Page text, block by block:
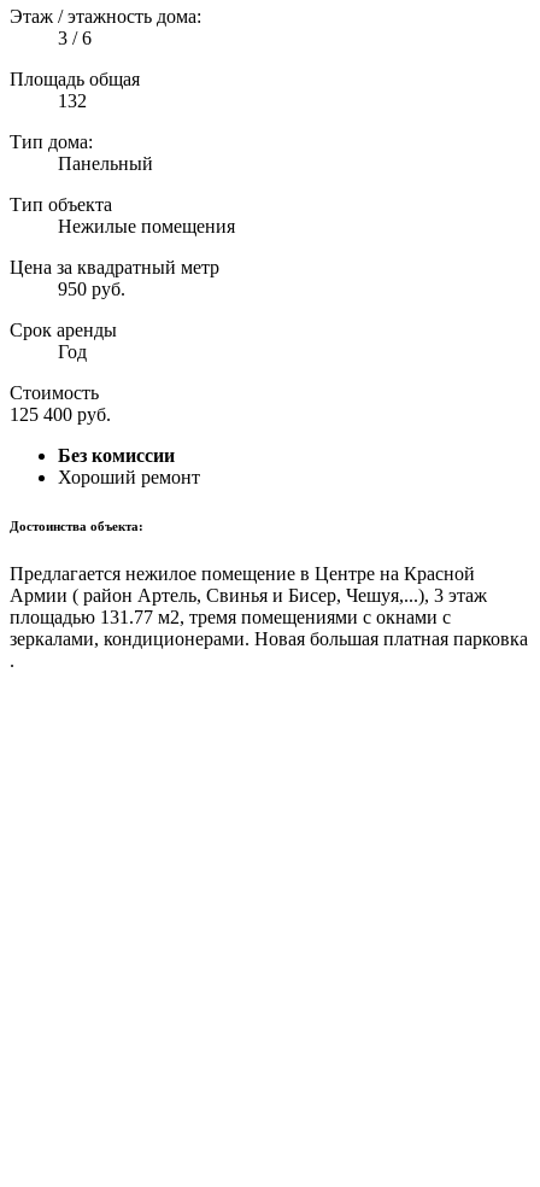
Этаж / этажность дома:
3 / 6
Площадь общая
132
Тип дома:
Панельный
Тип объекта
Нежилые помещения
Цена за квадратный метр
950 руб.
Срок аренды
Год
Стоимость
125 400 руб.
Без комиссии
Хороший ремонт
Достоинства объекта:
Предлагается нежилое помещение в Центре на Красной
Армии ( район Артель, Свинья и Бисер, Чешуя,...), 3 этаж
площадью 131.77 м2, тремя помещениями с окнами с
зеркалами, кондиционерами. Новая большая платная парковка
.